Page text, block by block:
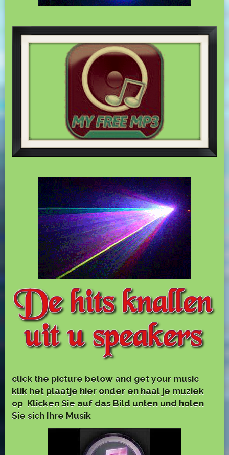
click the picture below and get your music
klik het plaatje hier onder en haal je muziek
op Klicken Sie auf das Bild unten und holen
Sie sich Ihre Musik